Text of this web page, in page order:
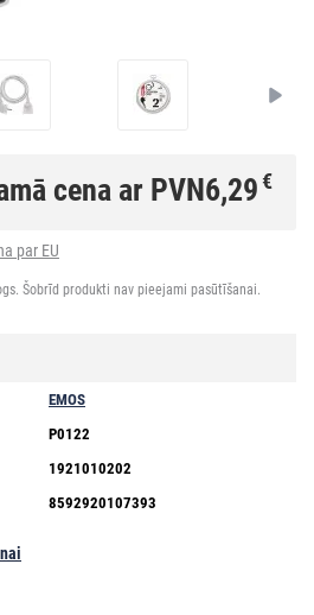
cena ar PVN6,29€
par EU
Šobrīd produkti nav pieejami pasūtīšanai.
EMOS
P0122
1921010202
8592920107393